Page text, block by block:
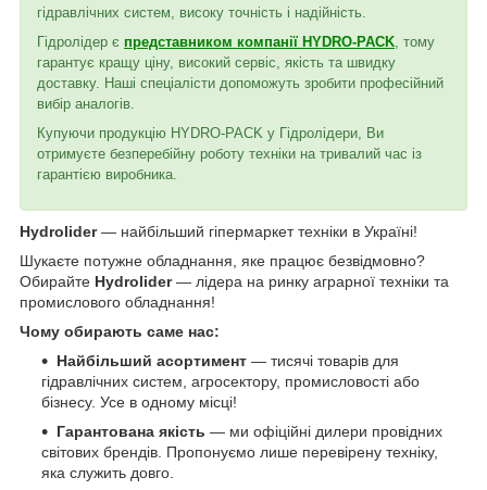
гідравлічних систем, високу точність і надійність.
Гідролідер є представником компанії HYDRO-PACK, тому
гарантує кращу ціну, високий сервіс, якість та швидку
доставку. Наші спеціалісти допоможуть зробити професійний
вибір аналогів.
Купуючи продукцію HYDRO-PACK у Гідролідери, Ви
отримуєте безперебійну роботу техніки на тривалий час із
гарантією виробника.
Hydrolider— найбільший гіпермаркет техніки в Україні!
Шукаєте потужне обладнання, яке працює безвідмовно?
Обирайте Hydrolider— лідера на ринку аграрної техніки та
промислового обладнання!
Чому обирають саме нас:
Найбільший асортимент — тисячі товарів для
гідравлічних систем, агросектору, промисловості або
бізнесу. Усе в одному місці!
Гарантована якість — ми офіційні дилери провідних
світових брендів. Пропонуємо лише перевірену техніку,
яка служить довго.